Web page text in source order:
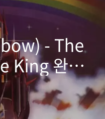
- The
King 완벽
해석, 뜻, 비
비,듣기)